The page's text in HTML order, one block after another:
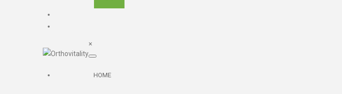
×
HOME